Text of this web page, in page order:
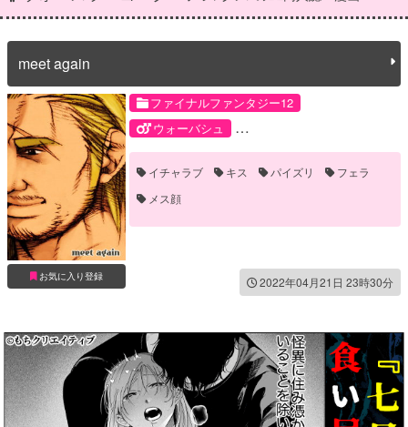
meet again
お気に入り登録
ファイナルファンタジー12
ウォーバシュ
ウォースラ・ヨーク・アズラス
バッシュ・フォン・ローゼンバーグ
イチャラブ キス パイズリ
フェラ
メス顔
2022年04月21日 23時30分